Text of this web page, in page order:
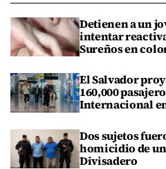
Detienen a un
intentar
Sureños en
El Salvador
160,000
Internacional
Dos sujetos
homicidio de un
Divisadero